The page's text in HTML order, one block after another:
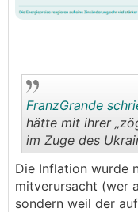
FranzGrande
hätte mit ihrer
im Zuge des
Die Inflation wurde
mitverursacht (wer
sondern weil der